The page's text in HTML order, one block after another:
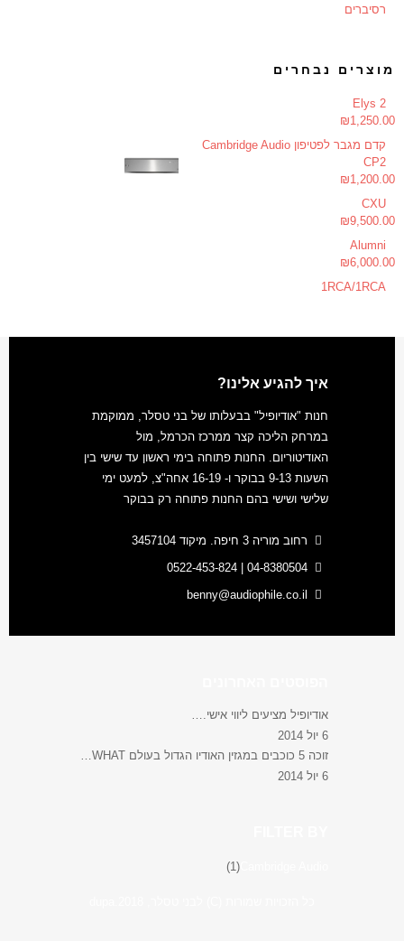
רסיברים
מוצרים נבחרים
Elys 2
₪1,250.00
קדם מגבר לפטיפון Cambridge Audio
CP2
₪1,200.00
CXU
₪9,500.00
Alumni
₪6,000.00
1RCA/1RCA
איך להגיע אלינו?
חנות "אודיופיל" בבעלותו של בני טסלר, ממוקמת
במרחק הליכה קצר ממרכז הכרמל, מול
האודיטוריום. החנות פתוחה בימי ראשון עד שישי בין
השעות 9-13 בבוקר ו- 16-19 אחה"צ, למעט ימי
שלישי ושישי בהם החנות פתוחה רק בבוקר
רחוב מוריה 3 חיפה. מיקוד 3457104
benny@audiophile.co.il
אודיופיל מציעים ליווי אישי.…
6 יול 2014
זוכה 5 כוכבים במגזין האודיו הגדול בעולם WHAT…
6 יול 2014
(1)